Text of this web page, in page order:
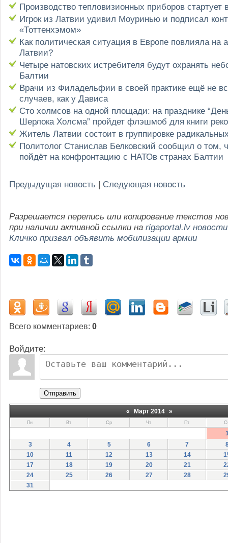
Производство тепловизионных приборов стартует
Игрок из Латвии удивил Моуринью и подписал
«Тоттенхэмом»
Как политическая ситуация в Европе повлияла на
Латвии?
Четыре натовских истребителя будут охранять
Балтии
Врачи из Филадельфии в своей практике ещё не
случаев, как у Дависа
Сто холмсов на одной площади: на празднике
Шерлока Холсма” пройдет флэшмоб для книги
Житель Латвии состоит в группировке
Политолог Станислав Белковский сообщил о том,
пойдёт на конфронтацию с НАТОв странах Балтии
Предыдущая новость | Следующая новость
Разрешается перепись или копирование текстов
при наличии активной ссылки на rigaportal.lv новости
Кличко призвал объявить мобилизации армии
Всего комментариев: 0
Войдите:
Отправить
« Март 2014 »
Пн Вт Ср Чт Пт
3
4 5 6 7
10
11 12 13 14
17
18 19 20 21
24
25 26 27 28
31